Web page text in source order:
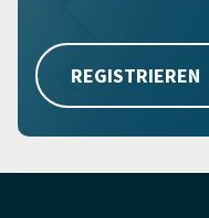
REGISTRIEREN